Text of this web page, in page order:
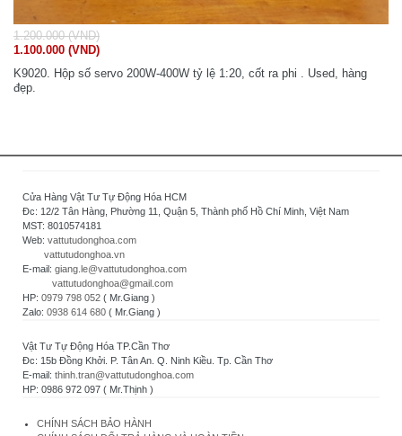
1.200.000 (VND)
1.100.000 (VND)
K9020. Hộp số servo 200W-400W tỷ lệ 1:20, cốt ra phi . Used, hàng
đẹp.
Cửa Hàng Vật Tư Tự Động Hóa HCM
Đc: 12/2 Tân Hàng, Phường 11, Quận 5, Thành phố Hồ Chí Minh, Việt Nam
MST: 8010574181
Web: vattutudonghoa.com
vattutudonghoa.vn
E-mail: giang.le@vattutudonghoa.com
vattutudonghoa@gmail.com
HP: 0979 798 052 ( Mr.Giang )
Zalo: 0938 614 680 ( Mr.Giang )
Vật Tư Tự Động Hóa TP.Cần Thơ
Đc: 15b Đồng Khởi. P. Tân An. Q. Ninh Kiều. Tp. Cần Thơ
E-mail: thinh.tran@vattutudonghoa.com
HP: 0986 972 097 ( Mr.Thịnh )
CHÍNH SÁCH BẢO HÀNH